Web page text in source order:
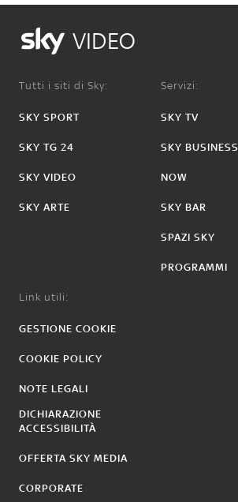
VIDEO
Tutti i siti di Sky:
SKY SPORT
SKY TG 24
SKY VIDEO
SKY ARTE
Servizi:
SKY TV
SKY BUSINESS
NOW
SKY BAR
SPAZI SKY
PROGRAMMI
Link utili:
GESTIONE COOKIE
COOKIE POLICY
NOTE LEGALI
DICHIARAZIONE
ACCESSIBILITÀ
OFFERTA SKY MEDIA
CORPORATE